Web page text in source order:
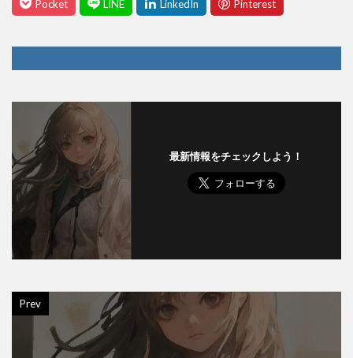
最新情報をチェックしよう！
Prev